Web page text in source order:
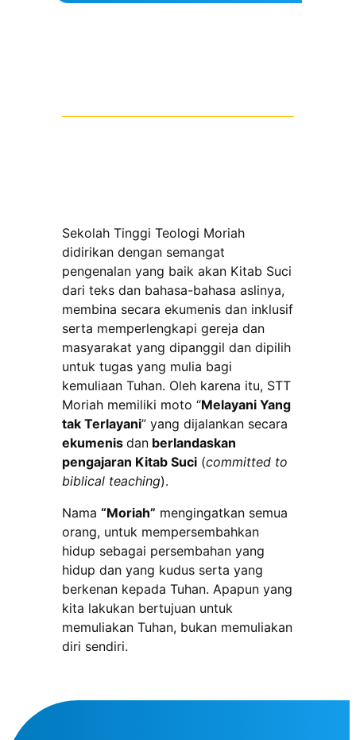
Sekolah Tinggi Teologi Moriah
didirikan dengan semangat
pengenalan yang baik akan Kitab Suci
dari teks dan bahasa-bahasa aslinya,
membina secara ekumenis dan inklusif
serta memperlengkapi gereja dan
masyarakat yang dipanggil dan dipilih
untuk tugas yang mulia bagi
kemuliaan Tuhan. Oleh karena itu, STT
Moriah memiliki moto “Melayani Yang
tak Terlayani” yang dijalankan secara
ekumenis dan berlandaskan
pengajaran Kitab Suci (committed to
biblical teaching).
Nama “Moriah” mengingatkan semua
orang, untuk mempersembahkan
hidup sebagai persembahan yang
hidup dan yang kudus serta yang
berkenan kepada Tuhan. Apapun yang
kita lakukan bertujuan untuk
memuliakan Tuhan, bukan memuliakan
diri sendiri.